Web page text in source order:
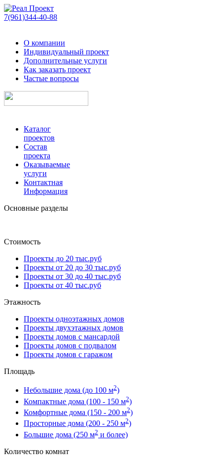
7(961)344-40-88
О компании
Индивидуальный проект
Дополнительные услуги
Как заказать проект
Частые вопросы
Каталог
проектов
Состав
проекта
Оказываемые
услуги
Контактная
Информация
Основные разделы
Стоимость
Проекты до 20 тыс.руб
Проекты от 20 до 30 тыс.руб
Проекты от 30 до 40 тыс.руб
Проекты от 40 тыс.руб
Этажность
Проекты одноэтажных домов
Проекты двухэтажных домов
Проекты домов с мансардой
Проекты домов с подвалом
Проекты домов с гаражом
Площадь
Небольшие дома (до 100 м2)
Компактные дома (100 - 150 м2)
Комфортные дома (150 - 200 м2)
Просторные дома (200 - 250 м2)
Большие дома (250 м2 и более)
Количество комнат